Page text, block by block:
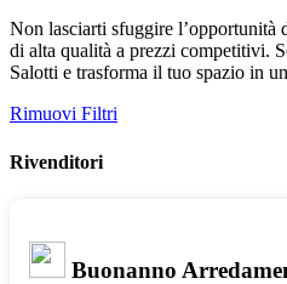
Non lasciarti sfuggire l’opportunità
di alta qualità a prezzi competitivi.
Salotti e trasforma il tuo spazio in
Rimuovi Filtri
Rivenditori
Buonanno